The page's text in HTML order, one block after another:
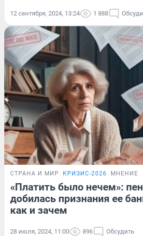
12 сентября, 2024, 13:24 1 888
СТРАНА И МИР КРИЗИС-2026 МНЕНИЕ
«Платить было нечем»:
добилась признания ее
как и зачем
28 июля, 2024, 11:00 896 Обсудить